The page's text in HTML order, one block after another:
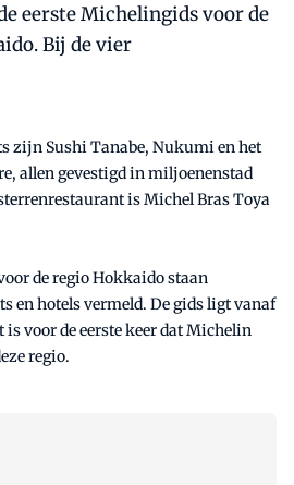
eerste Michelingids voor de
Bij de vier
zijn Sushi Tanabe, Nukumi en het
allen gevestigd in miljoenenstad
is Michel Bras Toya
de regio Hokkaido staan
en hotels vermeld. De gids ligt vanaf
voor de eerste keer dat Michelin
regio.